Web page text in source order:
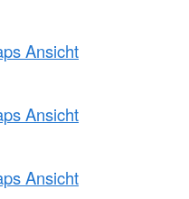
Ansicht
Ansicht
Ansicht